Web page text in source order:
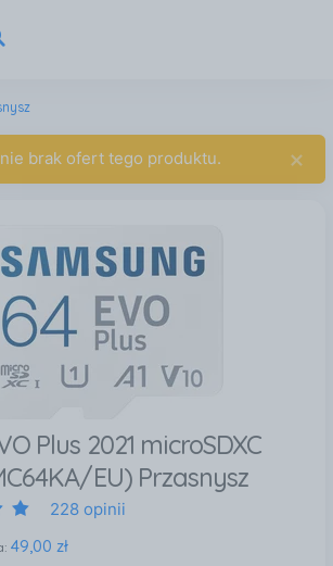
brak ofert tego produktu. ×
Plus 2021 microSDXC
EU) Przasnysz
228 opinii
49,00 zł